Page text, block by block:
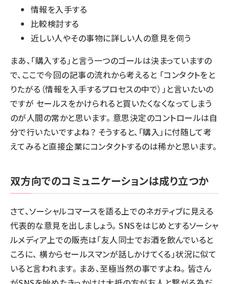
情報を入手する
比較検討する
近しい人やその事物に詳しい人の意見を伺う
まあ、「購入する」と言う一つのゴールは決まっていますの
で、ここで今回の記事の流れから考えると 「コンタクトをと
りたがる（情報を入手するプロセスの中で）」と言いたいの
ですが セールスをかけられると買いたくなくなってしまう
のが人間の常かと思います。 意思決定のコントロールは自
分で行いたいですよね？ そうすると、「購入」に付随して考
えてみると直接企業にコンタクトするのは稀かと思います。
双方向でのコミュニケーションは成り立つか
さて、ソーシャルコマースを語る上でのネガティブに見える
代表的な意見を出しましょう。 SNSをはじめとするソーシャ
ルメディア上での販売は「友人同士でお酒を飲んでいると
ころに、 横からセールスマンが話しかけてくる」状況に似て
いると言われます。 まあ、至極当然の事ですよね。 皆さん